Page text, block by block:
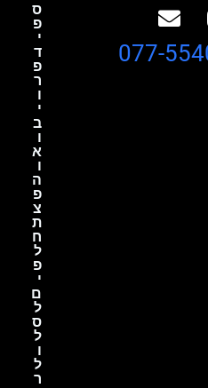
ס
פ
י
ד
פ
ר
ו
י
ב
ו
א
ו
ה
פ
צ
ת
ח
ל
פ
י
ם
ל
ס
ל
ו
ל
ר